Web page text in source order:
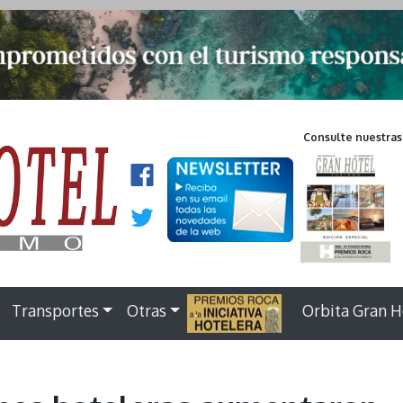
Consulte
Transportes Otras . Orbita Gran